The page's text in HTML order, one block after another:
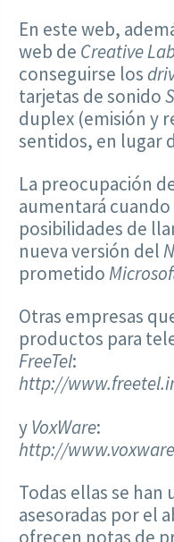
En este web,
web de Creative
conseguirse los
tarjetas de sonido
duplex (emisión y
sentidos, en lugar
La preocupación
aumentará cuando
posibilidades de
nueva versión del
prometido
Otras empresas
productos para
FreeTel:
http://
yVoxWare:
http://
Todas ellas se han
asesoradas por el
ofrecen notas de